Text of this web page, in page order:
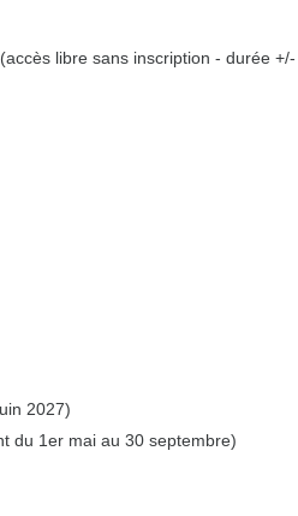
libre sans inscription - durée
2027)
du 1er mai au 30 septembre)